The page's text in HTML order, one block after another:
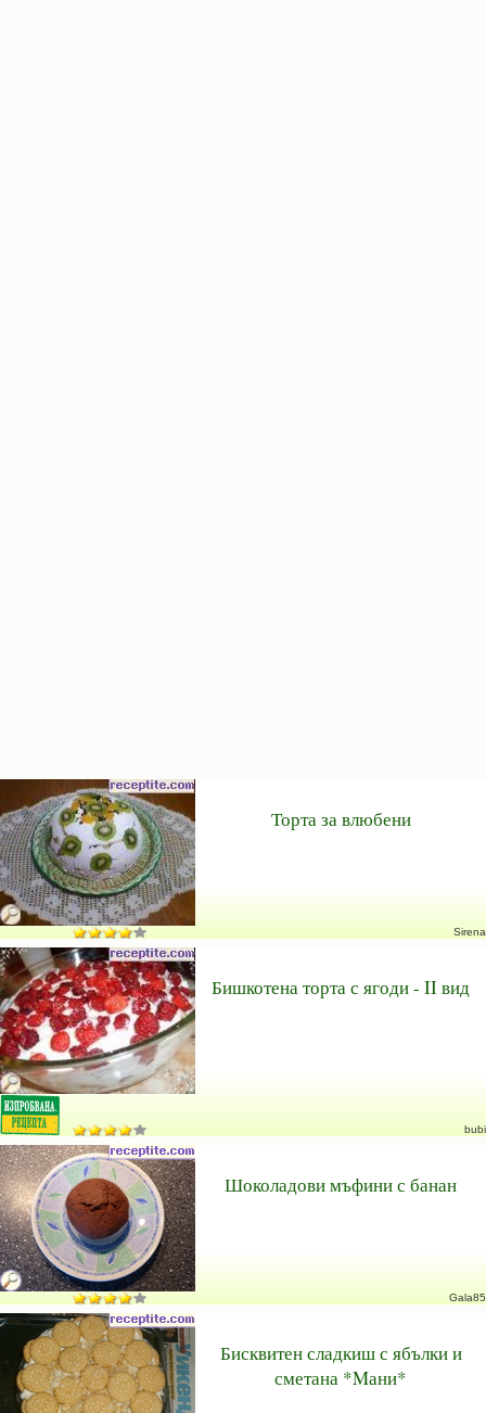
Торта за влюбени
Sirena
Бишкотена торта с ягоди - II вид
bubi
Шоколадови мъфини с банан
Gala85
Бисквитен сладкиш с ябълки и
сметана *Mани*